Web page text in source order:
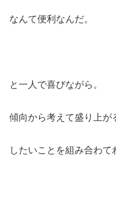
なんて便利なんだ。
と一人で喜びながら。
傾向から考えて盛り上が
したいことを組み合わて